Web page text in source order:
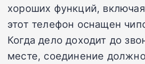
хороших функций, включая
этот телефон оснащен
Когда дело доходит до
месте, соединение